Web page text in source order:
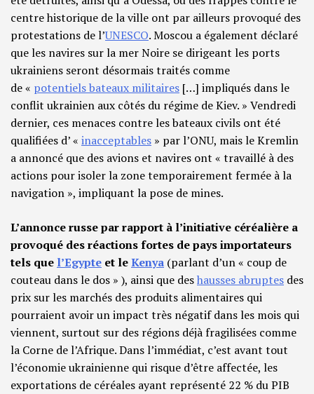
centre historique de la ville ont par ailleurs provoqué des
protestations de l’UNESCO. Moscou a également déclaré
que les navires sur la mer Noire se dirigeant les ports
ukrainiens seront désormais traités comme
de « potentiels bateaux militaires […] impliqués dans le
conflit ukrainien aux côtés du régime de Kiev. » Vendredi
dernier, ces menaces contre les bateaux civils ont été
qualifiées d’ « inacceptables » par l’ONU, mais le Kremlin
a annoncé que des avions et navires ont « travaillé à des
actions pour isoler la zone temporairement fermée à la
navigation », impliquant la pose de mines.
L’annonce russe par rapport à l’initiative céréalière a
provoqué des réactions fortes de pays importateurs
tels que l’Egypte et leKenya (parlant d’un « coup de
couteau dans le dos » ), ainsi que deshausses abruptes des
prix sur les marchés des produits alimentaires qui
pourraient avoir un impact très négatif dans les mois qui
viennent, surtout sur des régions déjà fragilisées comme
la Corne de l’Afrique. Dans l’immédiat, c’est avant tout
l’économie ukrainienne qui risque d’être affectée, les
exportations de céréales ayant représenté 22 % du PIB